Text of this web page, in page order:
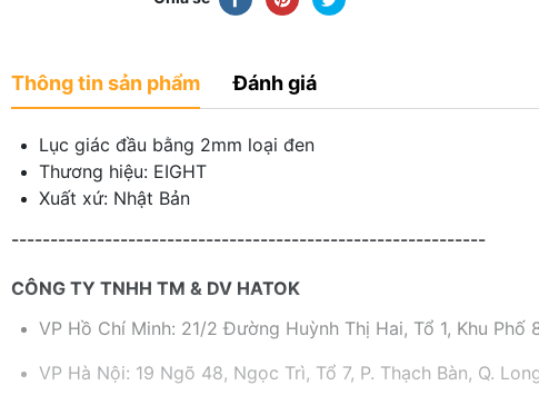
Thông tin sản phẩm Đánh giá
Lục giác đầu bằng 2mm loại đen
Thương hiệu: EIGHT
Xuất xứ: Nhật Bản
-------------------------------------------------------------
CÔNG TY TNHH TM & DV HATOK
VP Hồ Chí Minh: 21/2 Đường Huỳnh Thị Hai, Tổ 1, Khu Phố
VP Hà Nội: 19 Ngõ 48, Ngọc Trì, Tổ 7, P. Thạch Bàn, Q.